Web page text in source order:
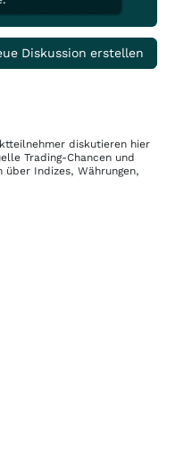
Diskussion erstellen
diskutieren hier
Trading-Chancen und
über Indizes, Währungen,